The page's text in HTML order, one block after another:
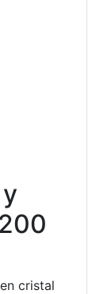
cristal